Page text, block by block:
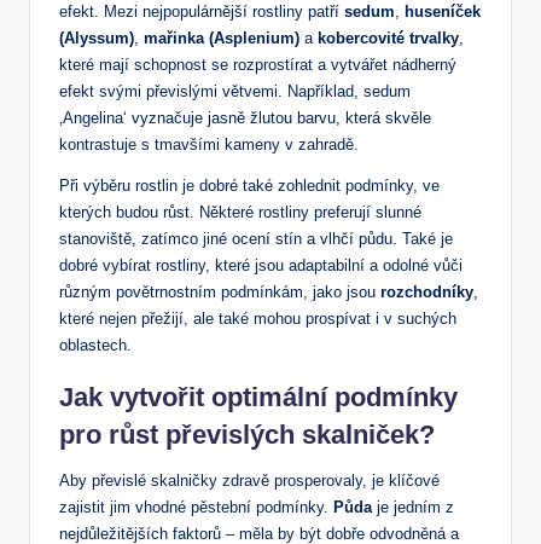
efekt. Mezi nejpopulárnější rostliny patří sedum huseníček
(Alyssum) mařinka (Asplenium) a kobercovité trvalky
které mají schopnost se rozprostírat a vytvářet nádherný
efekt svými převislými větvemi. Například, sedum
‚Angelina‘ vyznačuje jasně žlutou barvu, která skvěle
kontrastuje s tmavšími kameny v zahradě.
Při výběru rostlin je dobré také zohlednit podmínky, ve
kterých budou růst. Některé rostliny preferují slunné
stanoviště, zatímco jiné ocení stín a vlhčí půdu. Také je
dobré vybírat rostliny, které jsou adaptabilní a odolné vůči
různým povětrnostním podmínkám, jako jsou rozchodníky
které nejen přežijí, ale také mohou prospívat i v suchých
oblastech.
Jak vytvořit optimální podmínky
pro růst převislých skalniček?
Aby převislé skalničky zdravě prosperovaly, je klíčové
zajistit jim vhodné pěstební podmínky. Půda je jedním z
nejdůležitějších faktorů – měla by být dobře odvodněná a